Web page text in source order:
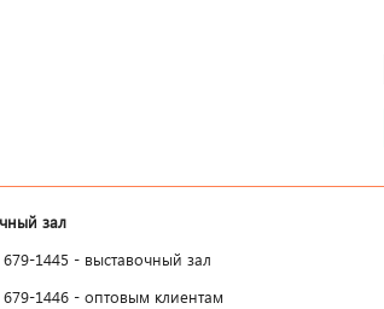
зал
1445 - выставочный зал
1446 - оптовым клиентам